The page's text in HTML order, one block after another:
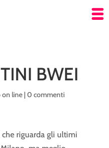
BWEI
line|0 commenti
riguarda gli ultimi